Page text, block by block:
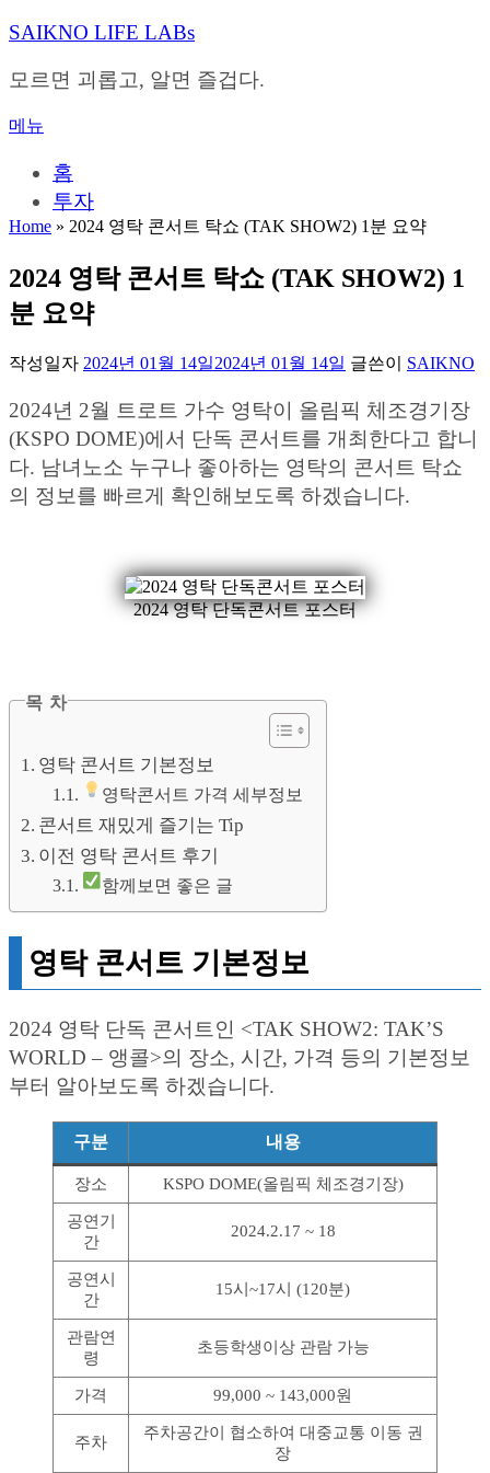
내
으
바
SAIKNO LIFE LABs
모르면 괴롭고, 알면 즐겁다.
메뉴
홈
투자
Home » 2024 영탁 콘서트 탁쇼 (TAK SHOW2) 1분 요약
2024 영탁 콘서트 탁쇼 (TAK SHOW2) 1
분 요약
작성일자 2024년 01월 14일2024년 01월 14일 글쓴이 SAIKNO
2024년 2월 트로트 가수 영탁이 올림픽 체조경기장
(KSPO DOME)에서 단독 콘서트를 개최한다고 합니
다. 남녀노소 누구나 좋아하는 영탁의 콘서트 탁쇼
의 정보를 빠르게 확인해보도록 하겠습니다.
2024 영탁 단독콘서트 포스터
목 차
영탁 콘서트 기본정보
영탁콘서트 가격 세부정보
콘서트 재밌게 즐기는 Tip
이전 영탁 콘서트 후기
함께보면 좋은 글
영탁 콘서트 기본정보
2024 영탁 단독 콘서트인 <TAK SHOW2: TAK’S
WORLD – 앵콜>의 장소, 시간, 가격 등의 기본정보
부터 알아보도록 하겠습니다.
구분 내용
장소 KSPO DOME(올림픽 체조경기장)
공연기
간
2024.2.17 ~ 18
공연시
간
15시~17시 (120분)
관람연
령
초등학생이상 관람 가능
가격 99,000 ~ 143,000원
주차
주차공간이 협소하여 대중교통 이동 권
장